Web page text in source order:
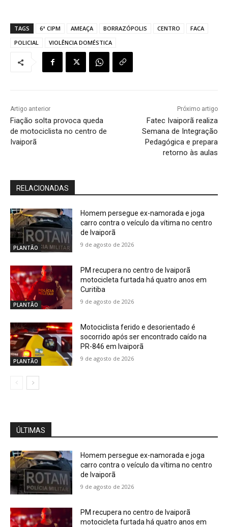
TAGS 6ª CIPM AMEAÇA BORRAZÓPOLIS CENTRO
FACA
POLICIAL
VIOLÊNCIA DOMÉSTICA
Artigo anterior
Fiação solta provoca queda
de motociclista no centro de
Ivaiporã
Próximo artigo
Fatec Ivaiporã realiza
Semana de Integração
Pedagógica e prepara
retorno às aulas
RELACIONADAS
PLANTÃO
Homem persegue ex-namorada e joga
carro contra o veículo da vítima no centro
de Ivaiporã
9 de agosto de 2026
PLANTÃO
PM recupera no centro de Ivaiporã
motocicleta furtada há quatro anos em
Curitiba
9 de agosto de 2026
PLANTÃO
Motociclista ferido e desorientado é
socorrido após ser encontrado caído na
PR-846 em Ivaiporã
9 de agosto de 2026
ÚLTIMAS
Homem persegue ex-namorada e joga
carro contra o veículo da vítima no centro
de Ivaiporã
9 de agosto de 2026
PM recupera no centro de Ivaiporã
motocicleta furtada há quatro anos em